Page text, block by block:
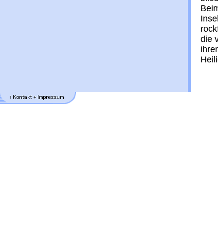
die